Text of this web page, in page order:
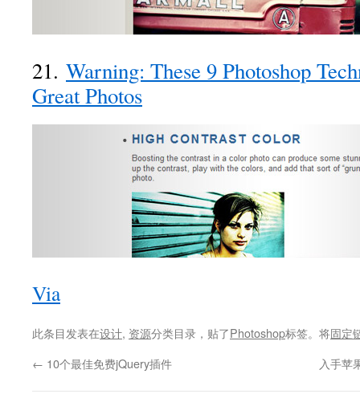
21. Warning: These 9 Photoshop
Great Photos
Via
此条目发表在设计, 资源分类目录，贴了Photoshop标签。将固定
← 10个最佳免费jQuery插件 入手苹